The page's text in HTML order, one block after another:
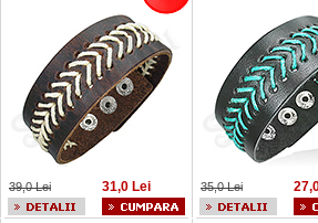
39,0 Lei 31,0 Lei 35,0 Lei